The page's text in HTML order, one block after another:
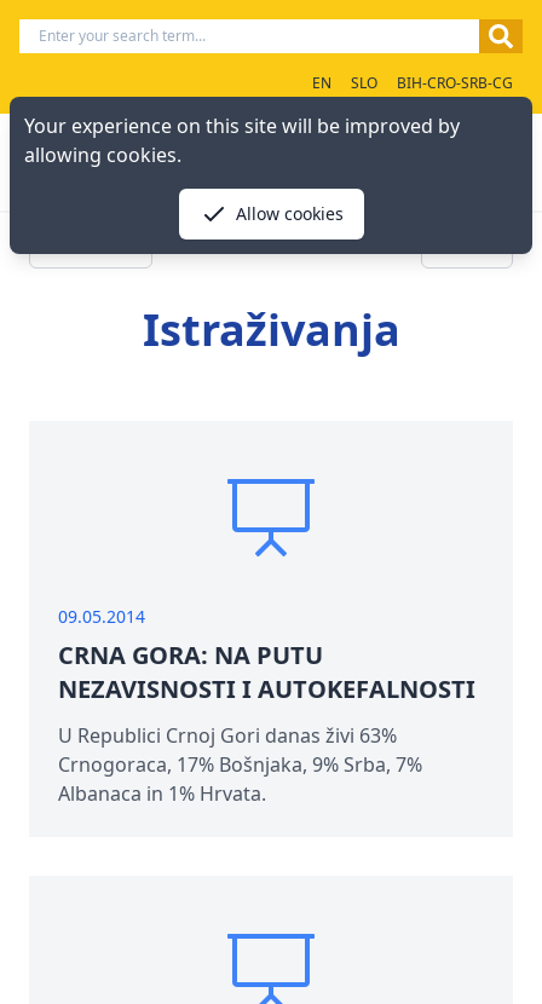
EN SLO BIH-CRO-SRB-CG
Istraživanja
09.05.2014
CRNA GORA: NA PUTU
NEZAVISNOSTI I AUTOKEFALNOSTI
U Republici Crnoj Gori danas živi 63%
Crnogoraca, 17% Bošnjaka, 9% Srba, 7%
Albanaca in 1% Hrvata.
Your experience on this site will be improved by
allowing cookies.
Allow cookies